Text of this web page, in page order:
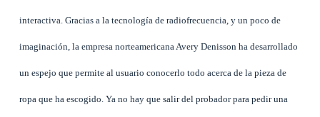
interactiva. Gracias a la tecnología de radiofrecuencia, y un poco de
imaginación, la empresa norteamericana Avery Denisson ha desarrollado
un espejo que permite al usuario conocerlo todo acerca de la pieza de
ropa que ha escogido. Ya no hay que salir del probador para pedir una